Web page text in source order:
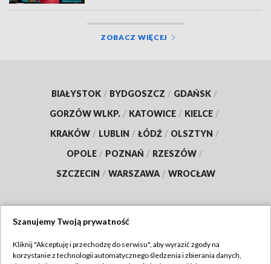
ZOBACZ WIĘCEJ
BIAŁYSTOK / BYDGOSZCZ / GDAŃSK /
GORZÓW WLKP. / KATOWICE / KIELCE /
KRAKÓW / LUBLIN / ŁÓDŹ / OLSZTYN /
OPOLE / POZNAŃ / RZESZÓW /
SZCZECIN / WARSZAWA / WROCŁAW
TVP
Szanujemy Twoją prywatność
Kliknij "Akceptuję i przechodzę do serwisu", aby wyrazić zgody na
korzystanie z technologii automatycznego śledzenia i zbierania danych,